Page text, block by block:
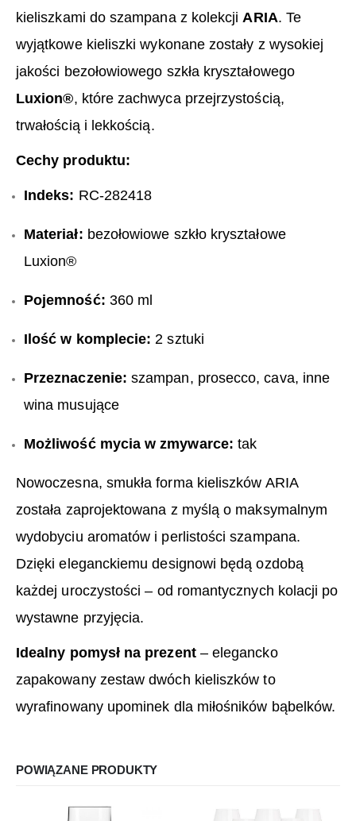
kieliszkami do szampana z kolekcjiARIA. Te
wyjątkowe kieliszki wykonane zostały z wysokiej
jakości bezołowiowego szkła kryształowego
Luxion®, które zachwyca przejrzystością,
trwałością i lekkością.
Cechy produktu:
Indeks: RC-282418
Materiał: bezołowiowe szkło kryształowe
Luxion®
Pojemność: 360 ml
Ilość w komplecie: 2 sztuki
Przeznaczenie: szampan, prosecco, cava, inne
wina musujące
Możliwość mycia w zmywarce: tak
Nowoczesna, smukła forma kieliszków ARIA
została zaprojektowana z myślą o maksymalnym
wydobyciu aromatów i perlistości szampana.
Dzięki eleganckiemu designowi będą ozdobą
każdej uroczystości – od romantycznych kolacji po
wystawne przyjęcia.
Idealny pomysł na prezent– elegancko
zapakowany zestaw dwóch kieliszków to
wyrafinowany upominek dla miłośników bąbelków.
POWIĄZANE PRODUKTY